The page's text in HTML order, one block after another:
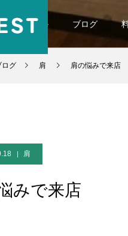
パーソナル ブログ
ログ 肩 肩の悩みで来店
肩
みで来店